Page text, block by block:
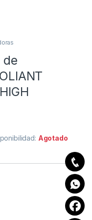
de
Agotado